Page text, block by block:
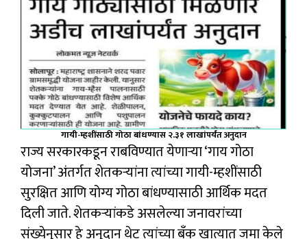
गायी-म्हशींसाठी गोठा बांधण्यास २.३१ लाखांपर्यंत अनुदान
राज्य सरकारकडून राबविण्यात येणाऱ्या ‘गाय गोठा
योजना’ अंतर्गत शेतकऱ्यांना त्यांच्या गायी-म्हशींसाठी
सुरक्षित आणि योग्य गोठा बांधण्यासाठी आर्थिक मदत
दिली जाते. शेतकऱ्यांकडे असलेल्या जनावरांच्या